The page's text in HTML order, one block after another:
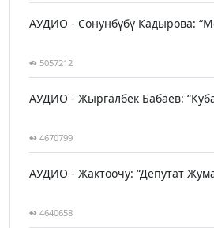
АУДИО - Сонунбүбү Кадырова:
5057212
АУДИО - Жыргалбек Бабаев:
4670799
АУДИО - Жактоочу: “Депутат
4640658